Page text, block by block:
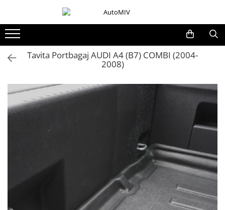
Oferta Saptamanii
Bloc Lumini
Butoane Reglare Oglinzi
Buton Clapeta Rezervor
Buton Portbagaj
Alte Butoane/Comutatoare
Tavita Portbagaj AUDI A4 (B7) COMBI (2004-
2008)